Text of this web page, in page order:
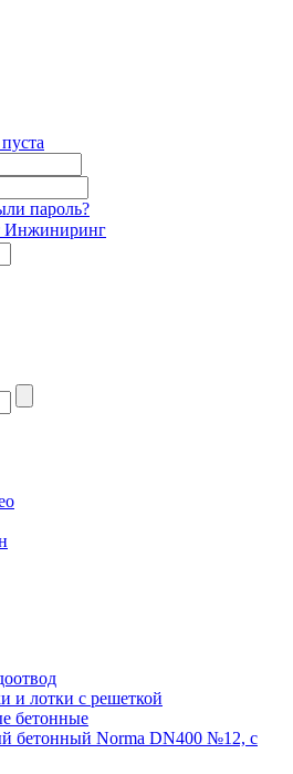
пароль?
Инжиниринг
и лотки с решеткой
бетонные
бетонный Norma DN400 №12, с